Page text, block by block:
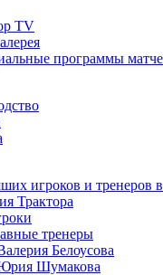
TV
программы
игроков и тренеров
Трактора
тренеры
Белоусова
Шумакова